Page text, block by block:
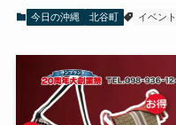
今日の沖縄 北谷町 イベント